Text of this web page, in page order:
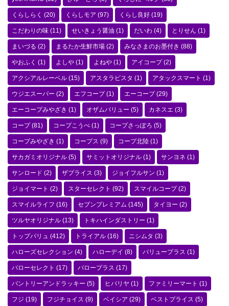
くらしらく (20) くらしモア (97) くらし良好 (19)
こだわりの味 (11) せいきょう醤油 (1) だいわ (4) とりせん (1)
まいづる (2) まるたか生鮮市場 (2) みなさまのお墨付き (88)
やおふく (1) よしや (1) よねや (1) アイコープ(2)
アクシアルレーベル (15) アスタラビスタ (1) アタックスマート (1)
ウジエスーパー (2) エフコープ(1) エーコープ(29)
エーコープみやざき (1) オザムバリュー (5) カネスエ (3)
コープ(81) コープこうべ (1) コープさっぽろ (5)
コープみやざき (1) コープス (9) コープ北陸 (1)
サカガミオリジナル (5) サミットオリジナル (1) サンヨネ (1)
サンロード (2) ザプライス (3) ジョイフルサン (1)
ジョイマート (2) スターセレクト (92) スマイルコープ(2)
スマイルライフ (16) セブンプレミアム (145) タイヨー (2)
ツルヤオリジナル (13) トキハインダストリー (1)
トップバリュ (412) トライアル (16) ニシムタ (3)
ハローズセレクション (4) ハローデイ (8) バリュープラス (1)
バローセレクト (17) バロープラス (17)
パントリーアンドラッキー (5) ヒバリヤ (1) ファミリーマート (1)
フジ (19) フジチョイス (9) ベイシア (29) ベストプライス (5)